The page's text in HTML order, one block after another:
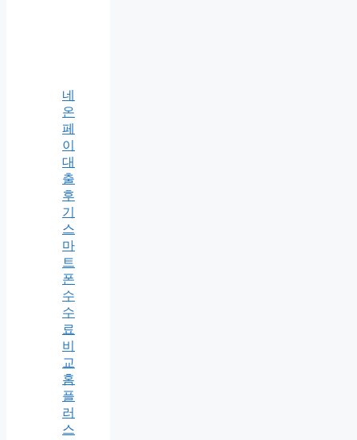
네
온
페
이
대
출
후
기
스
마
트
폰
수
수
료
비
교
홈
플
러
스